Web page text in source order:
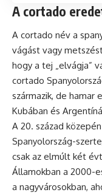
A cortado
A cortado név a
vágást vagy
hogy a tej „elvágja”
cortado
származik, de hamar
Kubában és
A 20. század
Spanyolország-
csak az elmúlt két
Államokban a 2000-
a nagyvárosokban,